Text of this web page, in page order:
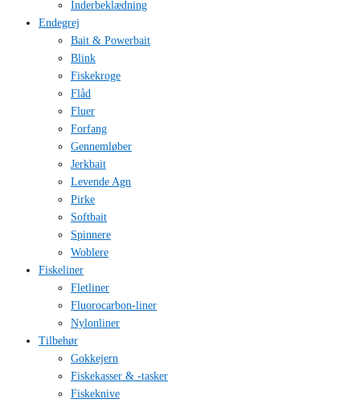
Inderbeklædning
Endegrej
Bait & Powerbait
Blink
Fiskekroge
Flåd
Fluer
Forfang
Gennemløber
Jerkbait
Levende Agn
Pirke
Softbait
Spinnere
Woblere
Fiskeliner
Fletliner
Fluorocarbon-liner
Nylonliner
Tilbehør
Gokkejern
Fiskekasser & -tasker
Fiskeknive